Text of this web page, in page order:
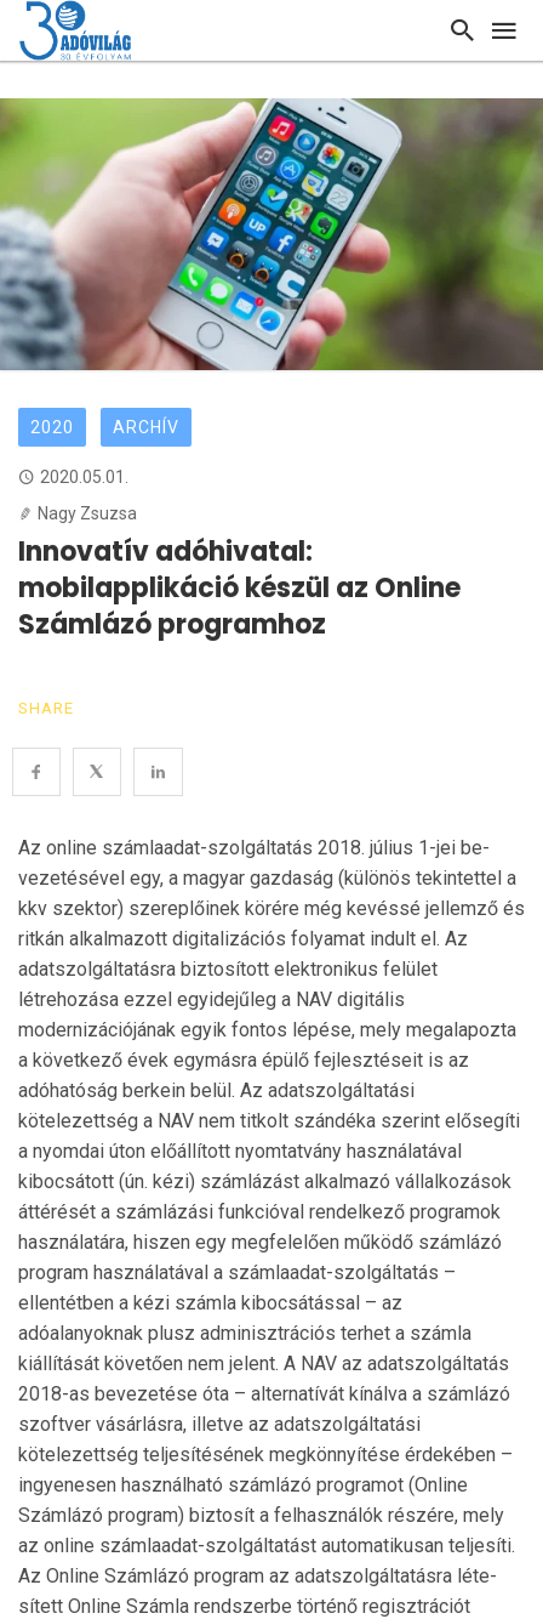
2020 ARCHÍV
2020.05.01.
Nagy Zsuzsa
Innovatív adóhivatal:
mobilapplikáció készül az Online
Számlázó programhoz
SHARE
Az online számlaadat-szolgáltatás 2018. július 1-jei be­
vezetésével egy, a magyar gazdaság (különös te­kin­tettel a
kkv szektor) szereplőinek körére még kevéssé jellemző és
ritkán alkalmazott digitalizációs folyamat indult el. Az
adatszolgáltatásra biztosított elektronikus felület
létrehozása ezzel egyidejűleg a NAV digitális
modernizációjának egyik fontos lépése, mely meg­alapozta
a következő évek egymásra épülő fejlesztéseit is az
adóhatóság berkein belül. Az adatszolgáltatási
kötelezettség a NAV nem titkolt szándéka szerint elősegíti
a nyomdai úton előállított nyomtat­vány használatával
kibocsátott (ún. kézi) számlázást alkalmazó vállalkozások
áttérését a számlázási funkcióval rendelkező programok
használatára, hiszen egy megfelelően működő számlázó
program használatával a számlaadat-szolgáltatás –
ellentétben a kézi szám­la kibocsátással – az
adóalanyoknak plusz adminisztrációs terhet a számla
kiállítását követően nem jelent. A NAV az adatszolgáltatás
2018-as bevezetése óta – alternatívát kínálva a számlázó
szoftver vásár­lás­ra, illetve az adatszolgáltatási
kötelezettség teljesíté­sé­nek megkönnyítése érdekében –
ingyenesen használható számlázó programot (Online
Számlázó prog­ram) biztosít a felhasználók részére, mely
az online számlaadat-szolgáltatást automatikusan teljesíti.
Az Online Számlázó program az adatszolgáltatásra léte­
sített Online Számla rendszerbe történő regisztrációt